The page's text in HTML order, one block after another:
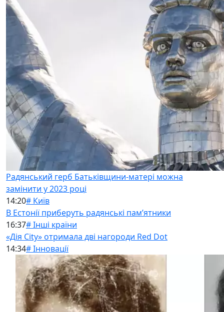
Радянський герб Батьківщини-матері можна
замінити у 2023 році
14:20# Київ
В Естонії приберуть радянські памʼятники
16:37# Інші країни
«Дія City» отримала дві нагороди Red Dot
14:34# Інновації